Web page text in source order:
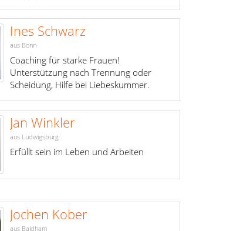
Ines Schwarz
aus Bonn
Coaching für starke Frauen!
Unterstützung nach Trennung oder
Scheidung, Hilfe bei Liebeskummer.
Jan Winkler
aus Ludwigsburg
Erfüllt sein im Leben und Arbeiten
Jochen Kober
aus Baldham